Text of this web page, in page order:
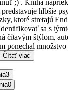
;) . Kniha
hlbšie
ktoré stretajú
sa s
čítavým štýlom,
ponechal
Čítať viac
3
0